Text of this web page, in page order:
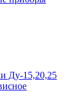
Ду-15,20,25